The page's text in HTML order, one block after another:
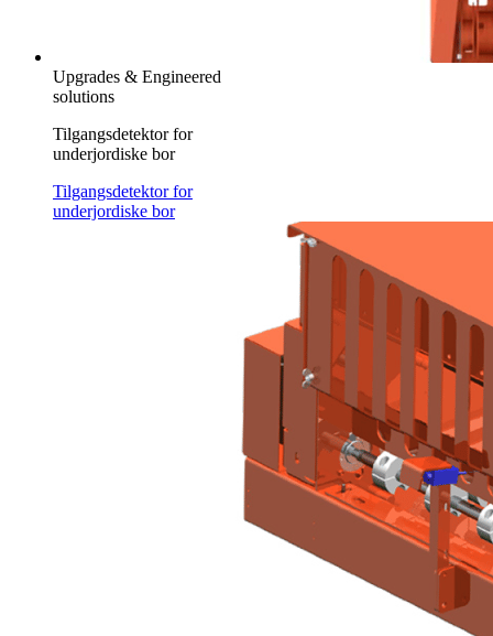
Upgrades & Engineered
solutions
Tilgangsdetektor for
underjordiske bor
Tilgangsdetektor for
underjordiske bor